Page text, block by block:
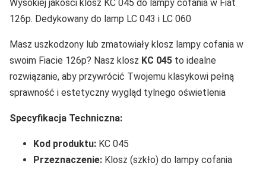
Wysokiej jakości klosz KC 045 do lampy cofania w Fiat
126p. Dedykowany do lamp LC 043 i LC 060
Masz uszkodzony lub zmatowiały klosz lampy cofania w
swoim Fiacie 126p? Nasz klosz KC 045 to idealne
rozwiązanie, aby przywrócić Twojemu klasykowi pełną
sprawność i estetyczny wygląd tylnego oświetlenia
Specyfikacja Techniczna:
Kod produktu: KC 045
Przeznaczenie: Klosz (szkło) do lampy cofania